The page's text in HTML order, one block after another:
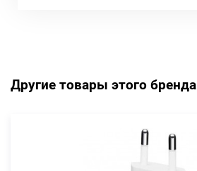
Другие товары этого бренда